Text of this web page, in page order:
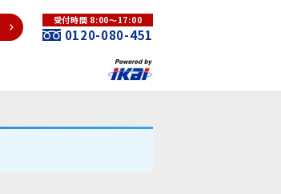
受付時間 8:00～17:00
0120-080-451